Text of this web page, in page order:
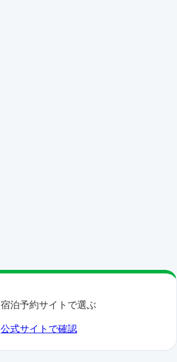
宿泊予約サイトで選ぶ
公式サイトで確認